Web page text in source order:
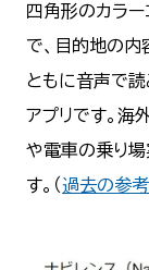
四角形のカラー
で、目的地の内
ともに音声で
アプリです。海
や電車の乗り
す。（過去の参